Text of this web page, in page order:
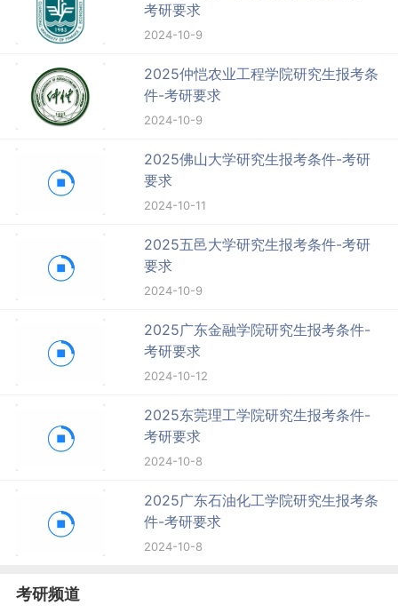
考研要求
2024-10-9
2025仲恺农业工程学院研究生报考条
件-考研要求
2024-10-9
2025佛山大学研究生报考条件-考研
要求
2024-10-11
2025五邑大学研究生报考条件-考研
要求
2024-10-9
2025广东金融学院研究生报考条件-
考研要求
2024-10-12
2025东莞理工学院研究生报考条件-
考研要求
2024-10-8
2025广东石油化工学院研究生报考条
件-考研要求
2024-10-8
考研频道